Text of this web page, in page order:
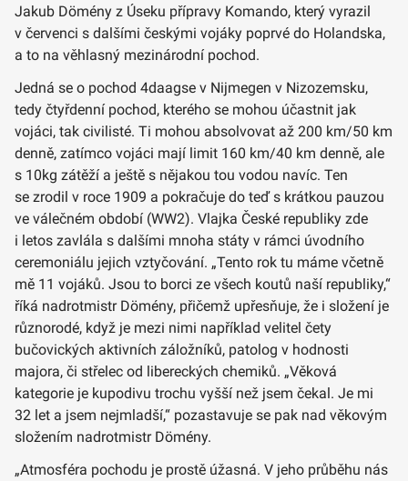
Jakub Dömény z Úseku přípravy Komando, který vyrazil
v červenci s dalšími českými vojáky poprvé do Holandska,
a to na věhlasný mezinárodní pochod.
Jedná se o pochod 4daagse v Nijmegen v Nizozemsku,
tedy čtyřdenní pochod, kterého se mohou účastnit jak
vojáci, tak civilisté. Ti mohou absolvovat až 200 km/50 km
denně, zatímco vojáci mají limit 160 km/40 km denně, ale
s 10kg zátěží a ještě s nějakou tou vodou navíc. Ten
se zrodil v roce 1909 a pokračuje do teď s krátkou pauzou
ve válečném období (WW2). Vlajka České republiky zde
i letos zavlála s dalšími mnoha státy v rámci úvodního
ceremoniálu jejich vztyčování. „Tento rok tu máme včetně
mě 11 vojáků. Jsou to borci ze všech koutů naší republiky,“
říká nadrotmistr Dömény, přičemž upřesňuje, že i složení je
různorodé, když je mezi nimi například velitel čety
bučovických aktivních záložníků, patolog v hodnosti
majora, či střelec od libereckých chemiků. „Věková
kategorie je kupodivu trochu vyšší než jsem čekal. Je mi
32 let a jsem nejmladší,“ pozastavuje se pak nad věkovým
složením nadrotmistr Dömény.
„Atmosféra pochodu je prostě úžasná. V jeho průběhu nás